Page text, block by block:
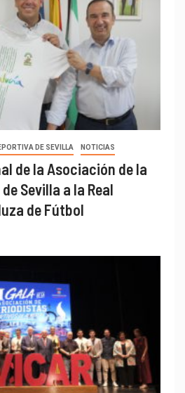
DE SEVILLA NOTICIAS
de la Asociación de la
Sevilla a la Real
de Fútbol